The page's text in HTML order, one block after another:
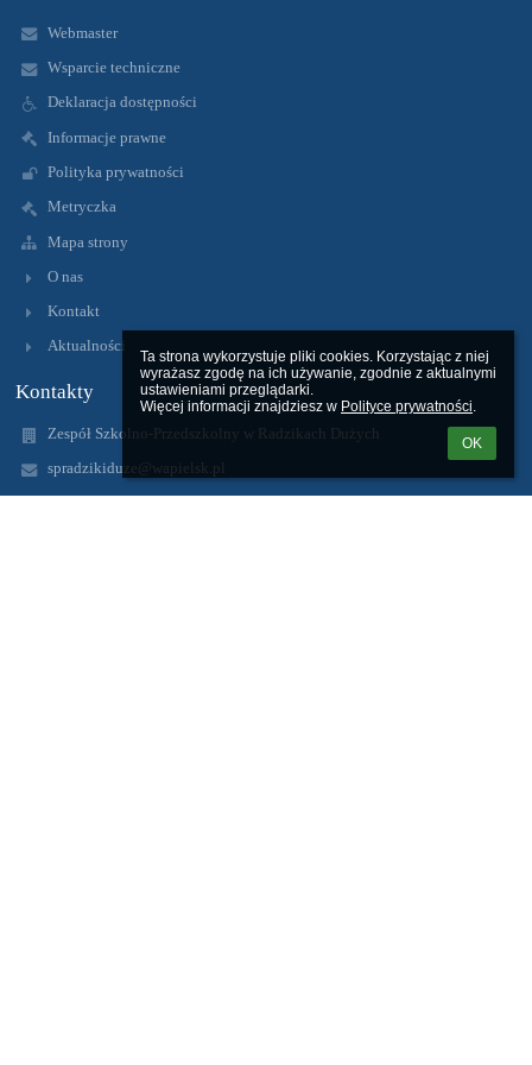
Ta strona wykorzystuje pliki cookies. Korzystając z niej
wyrażasz zgodę na ich używanie, zgodnie z aktualnymi
ustawieniami przeglądarki.
Więcej informacji znajdziesz w Polityce prywatności.
OK
Webmaster
Wsparcie techniczne
Deklaracja dostępności
Informacje prawne
Polityka prywatności
Metryczka
Mapa strony
O nas
Kontakt
Aktualności
Kontakty
Zespół Szkolno-Przedszkolny w Radzikach Dużych
spradzikiduze@wapielsk.pl